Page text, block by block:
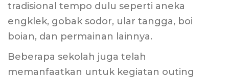
tradisional tempo dulu seperti aneka
engklek, gobak sodor, ular tangga, boi
boian, dan permainan lainnya.
Beberapa sekolah juga telah
memanfaatkan untuk kegiatan outing